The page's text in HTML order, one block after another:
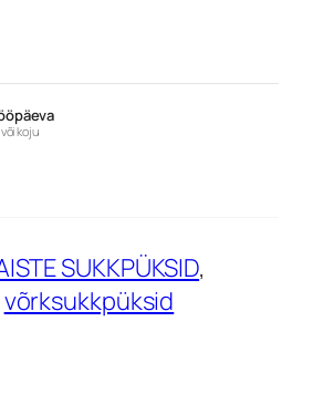
koju
SUKKPÜKSID
võrksukkpüksid